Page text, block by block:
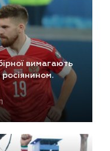
вимагають